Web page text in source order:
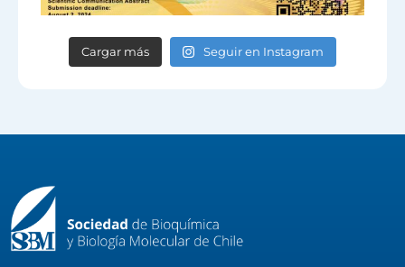
Cargar más Seguir en Instagram